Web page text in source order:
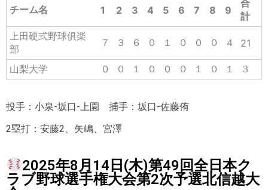
チーム名 1 2 3 4 5 6 7 8 9
合
計
上田硬式野球俱楽
部
７ ３ ６ ０ １ ０ ０ ０ ４ 21
山梨大学 ０ ０ １ ０ ０ ０ １ ０ １ ３
投手：小泉-坂口-上園 捕手：坂口-佐藤侑
2塁打：安藤2、矢嶋、宮澤
2025年8月14日(木)第49回全日本ク
ラブ野球選手権大会第2次予選北信越大